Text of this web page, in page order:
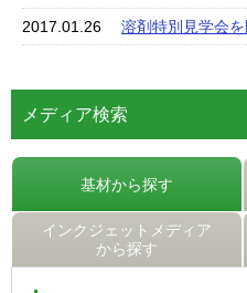
2017.01.26 溶剤特別見学会
メディア検索
基材から探す
インクジェットメディア
から探す